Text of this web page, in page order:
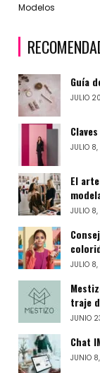
Modelos
Guía
JULIO
JULIO
El
JULIO
JULIO
traje
JUNIO
Chat
JUNIO